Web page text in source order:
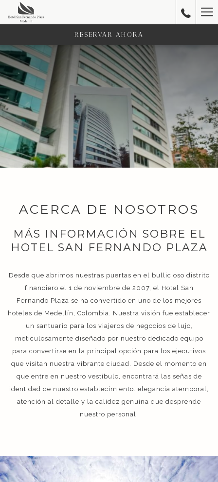
RESERVAR AHORA
ACERCA DE NOSOTROS
MÁS INFORMACIÓN SOBRE EL
HOTEL SAN FERNANDO PLAZA
Desde que abrimos nuestras puertas en el bullicioso distrito
financiero el 1 de noviembre de 2007, el Hotel San
Fernando Plaza se ha convertido en uno de los mejores
hoteles de Medellín, Colombia. Nuestra visión fue establecer
un santuario para los viajeros de negocios de lujo,
meticulosamente diseñado por nuestro dedicado equipo
para convertirse en la principal opción para los ejecutivos
que visitan nuestra vibrante ciudad. Desde el momento en
que entre en nuestro vestíbulo, encontrará las señas de
identidad de nuestro establecimiento: elegancia atemporal,
atención al detalle y la calidez genuina que desprende
nuestro personal.